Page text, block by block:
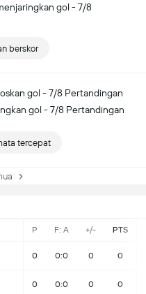
gol - 7/8
berskor
gol - 7/8 Pertandingan
gol - 7/8 Pertandingan
tercepat
P F: A +/- PTS
0 0:0 0 0
0 0:0 0 0